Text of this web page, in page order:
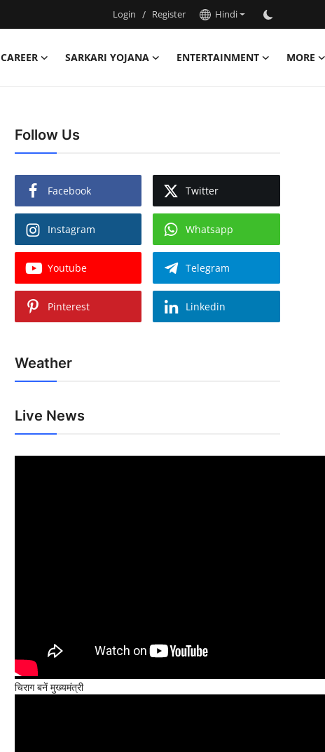
Login / Register Hindi
CAREER SARKARI YOJANA ENTERTAINMENT
MORE
Follow Us
Facebook Twitter
Instagram Whatsapp
Youtube Telegram
Pinterest Linkedin
Weather
Live News
चिराग बनें मुख्यमंत्री